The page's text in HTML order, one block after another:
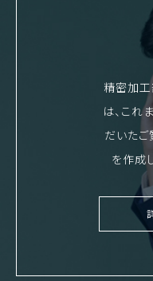
精密加
は、これ
だいた
を作成